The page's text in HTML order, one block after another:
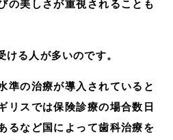
の美しさが重視されることも
る人が多いのです。
準の治療が導入されていると
リスでは保険診療の場合数日
るなど国によって歯科治療を